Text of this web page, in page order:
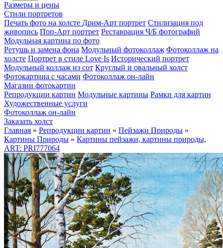
Размеры и цены
Стили портретов
Печать фото на холсте Дрим-Арт портрет Стилизация под
живопись Поп-Арт портрет Реставрация Ч/Б фотографий
Модульная картина по фото
Ретушь и замена фона Модульный фотоколлаж Фотоколлаж на
холсте Портрет в стиле Love Is Исторический портрет
Модульный коллаж из сот Круглый и овальный холст
Фотокартина с часами Фотоколлаж он-лайн
Магазин фотокартин
Репродукции картин Модульные картины Рамки для картин
Художественные услуги
Фотоколлаж он-лайн
Заказать холст
Главная » Репродукции картин » Пейзажи Природы »
Картины Природы » Картины пейзажи, картины природы,
ART: PRI777064